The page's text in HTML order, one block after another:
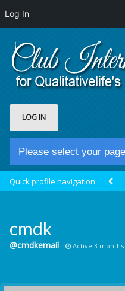
Log In
LOG IN
Please select your page
Groups
Communication Point
Quick profile navigation
cmdk
@cmdkemail Active 3 months